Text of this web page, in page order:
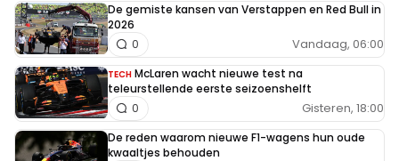
De gemiste kansen van Verstappen en Red Bull in
2026
Vandaag, 06:00
0
TECH McLaren wacht nieuwe test na
teleurstellende eerste seizoenshelft
Gisteren, 18:00
0
De reden waarom nieuwe F1-wagens hun oude
kwaaltjes behouden